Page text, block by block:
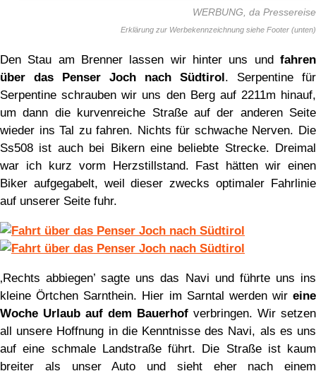
WERBUNG, da Pressereise
Den Stau am Brenner lassen wir hinter uns und fahren
über das Penser Joch nach Südtirol. Serpentine für
Serpentine schrauben wir uns den Berg auf 2211m hinauf,
um dann die kurvenreiche Straße auf der anderen Seite
wieder ins Tal zu fahren. Nichts für schwache Nerven. Die
Ss508 ist auch bei Bikern eine beliebte Strecke. Dreimal
war ich kurz vorm Herzstillstand. Fast hätten wir einen
Biker aufgegabelt, weil dieser zwecks optimaler Fahrlinie
auf unserer Seite fuhr.
‚Rechts abbiegen’ sagte uns das Navi und führte uns ins
kleine Örtchen Sarnthein. Hier im Sarntal werden wir eine
Woche Urlaub auf dem Bauerhof verbringen. Wir setzen
all unsere Hoffnung in die Kenntnisse des Navi, als es uns
auf eine schmale Landstraße führt. Die Straße ist kaum
breiter als unser Auto und sieht eher nach einem